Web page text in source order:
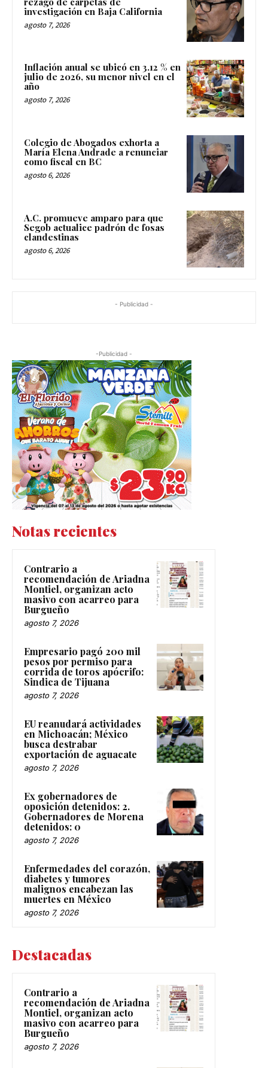
investigación en Baja California
agosto 7, 2026
Inflación anual se ubicó en 3.12 % en
julio de 2026, su menor nivel en el
año
agosto 7, 2026
Colegio de Abogados exhorta a
María Elena Andrade a renunciar
como fiscal en BC
agosto 6, 2026
A.C. promueve amparo para que
Segob actualice padrón de fosas
clandestinas
agosto 6, 2026
- Publicidad -
-Publicidad -
Notas recientes
Contrario a
recomendación de Ariadna
Montiel, organizan acto
masivo con acarreo para
Burgueño
agosto 7, 2026
Empresario pagó 200 mil
pesos por permiso para
corrida de toros apócrifo:
Sindica de Tijuana
agosto 7, 2026
EU reanudará actividades
en Michoacán; México
busca destrabar
exportación de aguacate
agosto 7, 2026
Ex gobernadores de
oposición detenidos: 2.
Gobernadores de Morena
detenidos: 0
agosto 7, 2026
Enfermedades del corazón,
diabetes y tumores
malignos encabezan las
muertes en México
agosto 7, 2026
Destacadas
Contrario a
recomendación de Ariadna
Montiel, organizan acto
masivo con acarreo para
Burgueño
agosto 7, 2026